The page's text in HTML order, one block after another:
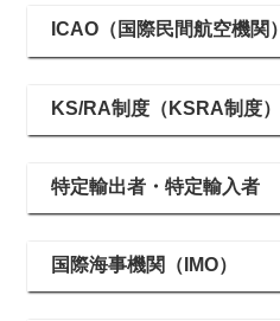
ICAO（国際民間航空機関）
KS/RA制度（KSRA制度）
特定輸出者・特定輸入者
国際海事機関（IMO）